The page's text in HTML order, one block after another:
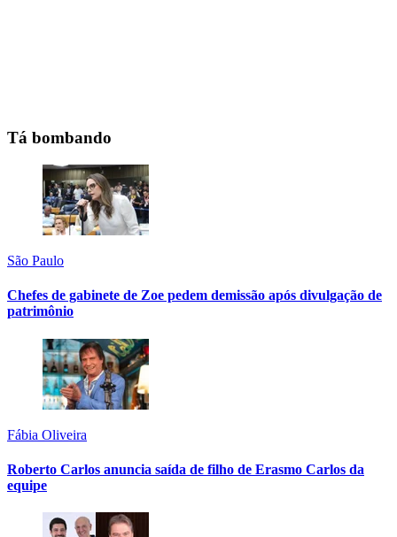
Tá bombando
São Paulo
Chefes de gabinete de Zoe pedem demissão após divulgação de
patrimônio
Fábia Oliveira
Roberto Carlos anuncia saída de filho de Erasmo Carlos da
equipe